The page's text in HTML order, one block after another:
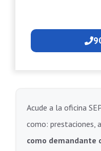
Acude a la oficina
como: prestaciones,
como demandante